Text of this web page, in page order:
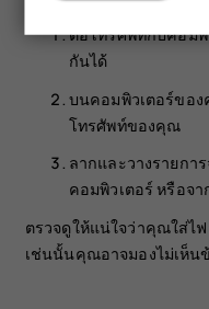
ต่อโทรศัพท์กับคอมพิ
กันได้
บนคอมพิวเตอร์ของ
โทรศัพท์ของคุณ
ลากและวางรายกา
คอมพิวเตอร์ หรือจ
ตรวจดูให้แน่ใจว่าคุณใส่ไ
เช่นนั้นคุณอาจมองไม่เห็น